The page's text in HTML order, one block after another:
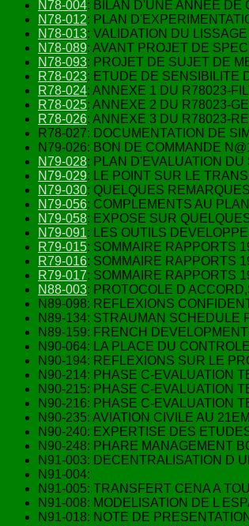
N78-004: BILAN D'UNE ANNEE DE
N78-012: PLAN
N78-013: VALIDATION DU
N78-089: AVANT PROJET DE
N78-093: PROJET DE SUJET DE
R78-023: ETUDE DE SENSIBILITE
R78-024: ANNEXE 1 DU R78023-
R78-025: ANNEXE 2 DU R78023-
R78-026: ANNEXE 3 DU R78023-
R78-027: DOCUMENTATION DE
N79-026: BON DE COMMANDE
N79-028: PLAN D'EVALUATION
N79-029: LE POINT SUR LE
N79-030: QUELQUES
N79-056: COMPLEMENTS AU
N79-058: EXPOSE SUR
N79-091: LES OUTILS
R79-015: SOMMAIRE RAPPORTS
R79-016: SOMMAIRE RAPPORTS
R79-017: SOMMAIRE RAPPORTS
N88-003: PROTOCOLE D
N89-098: REFLEXIONS
N89-134: STRAUMAN SCHEDULE
N89-159: FRENCH
N90-064: LA PLACE DU
N90-194: REFLEXIONS SUR LE
N90-214: PHASE C-EVALUATION
N90-215: PHASE C-EVALUATION
N90-216: PHASE C-EVALUATION
N90-235: AVIATION CIVILE AU
N90-240: EXPERTISE DES
N90-248: PHARE MANAGEMENT
N91-003: DECENTRALISATION D
N91-004:
N91-005: TRANSFERT CENA A
N91-008: MODELISATION DE L
N91-018: NOTE DE